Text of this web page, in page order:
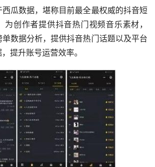
瓜数据，堪称目前最全最权威的抖音短
为创作者提供抖音热门视频音乐素材，
数据分析，提供抖音热门话题以及平台
提升账号运营效率。